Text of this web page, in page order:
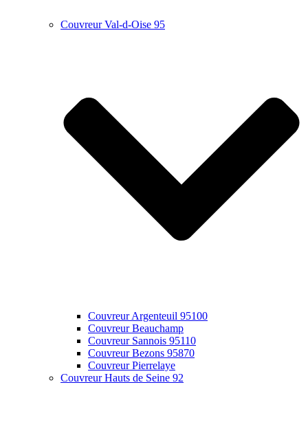
Couvreur Val-d-Oise 95
Couvreur Argenteuil 95100
Couvreur Beauchamp
Couvreur Sannois 95110
Couvreur Bezons 95870
Couvreur Pierrelaye
Couvreur Hauts de Seine 92